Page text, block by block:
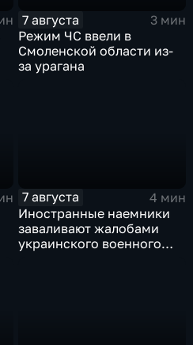
7 августа
3 мин
Режим ЧС ввели в
Смоленской области из-
за урагана
7 августа
4 мин
Иностранные наемники
заваливают жалобами
украинского военного